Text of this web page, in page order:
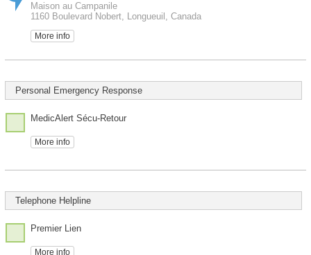
Maison au Campanile
1160 Boulevard Nobert, Longueuil, Canada
More info
Personal Emergency Response
MedicAlert Sécu-Retour
More info
Telephone Helpline
Premier Lien
More info